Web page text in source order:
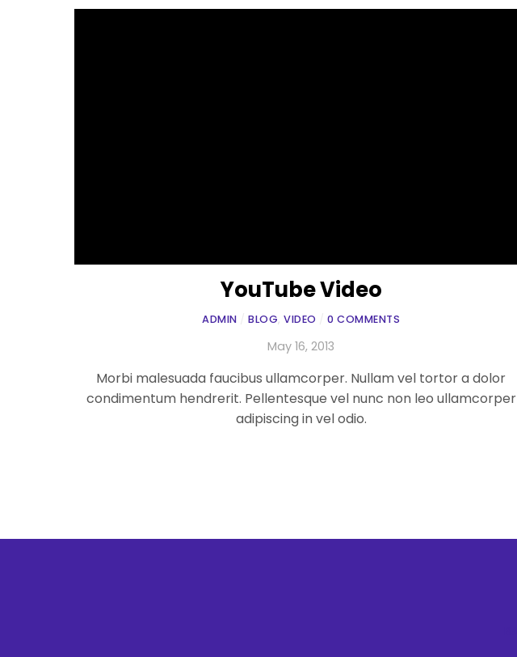
YouTube Video
ADMIN BLOG,VIDEO 0 COMMENTS
May 16, 2013
Morbi malesuada faucibus ullamcorper. Nullam vel tortor a dolor
condimentum hendrerit. Pellentesque vel nunc non leo ullamcorper
adipiscing in vel odio.